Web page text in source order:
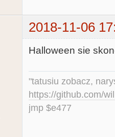
2018-11-06
Halloween sie
"tatusiu zobacz,
https://github.com/
jmp $e477